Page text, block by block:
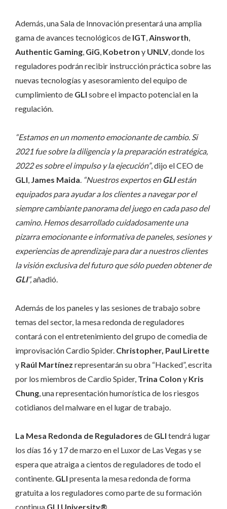
Además, una Sala de Innovación presentará una amplia
gama de avances tecnológicos de IGT Ainsworth
Authentic Gaming GiG Kobetron y UNLV, donde los
reguladores podrán recibir instrucción práctica sobre las
nuevas tecnologías y asesoramiento del equipo de
cumplimiento de GLI sobre el impacto potencial en la
regulación.
“Estamos en un momento emocionante de cambio. Si
2021 fue sobre la diligencia y la preparación estratégica,
2022 es sobre el impulso y la ejecución”, dijo el CEO de
GLI James Maida “Nuestros expertos enGLIestán
equipados para ayudar a los clientes a navegar por el
siempre cambiante panorama del juego en cada paso del
camino. Hemos desarrollado cuidadosamente una
pizarra emocionante e informativa de paneles, sesiones y
experiencias de aprendizaje para dar a nuestros clientes
la visión exclusiva del futuro que sólo pueden obtener de
GLI“,añadió.
Además de los paneles y las sesiones de trabajo sobre
temas del sector, la mesa redonda de reguladores
contará con el entretenimiento del grupo de comedia de
improvisación Cardio Spider. Christopher, Paul Lirette
y Raúl Martínez representarán su obra “Hacked”, escrita
por los miembros de Cardio Spider, Trina Colon y Kris
Chung , una representación humorística de los riesgos
cotidianos del malware en el lugar de trabajo.
La Mesa Redonda de Reguladores de GLI tendrá lugar
los días 16 y 17 de marzo en el Luxor de Las Vegas y se
espera que atraiga a cientos de reguladores de todo el
continente. GLI presenta la mesa redonda de forma
gratuita a los reguladores como parte de su formación
continua GLI University®.